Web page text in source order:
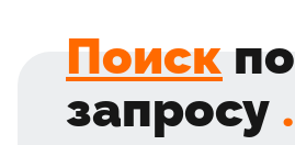
Поиск по
запросу .